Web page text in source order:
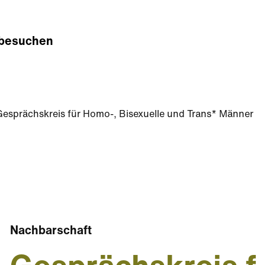
für Homo-, Bisexuelle und Trans* Männer
Nachbarschaft